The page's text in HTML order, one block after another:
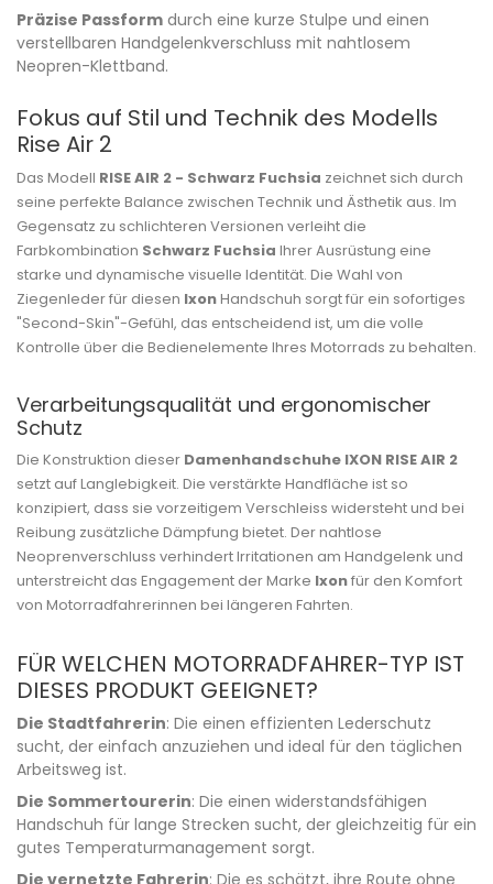
Präzise Passform durch eine kurze Stulpe und einen
verstellbaren Handgelenkverschluss mit nahtlosem
Neopren-Klettband.
Fokus auf Stil und Technik des Modells
Rise Air 2
Das Modell RISE AIR 2 - Schwarz Fuchsia zeichnet sich durch
seine perfekte Balance zwischen Technik und Ästhetik aus. Im
Gegensatz zu schlichteren Versionen verleiht die
Farbkombination Schwarz Fuchsia Ihrer Ausrüstung eine
starke und dynamische visuelle Identität. Die Wahl von
Ziegenleder für diesen IxonHandschuh sorgt für ein sofortiges
"Second-Skin"-Gefühl, das entscheidend ist, um die volle
Kontrolle über die Bedienelemente Ihres Motorrads zu behalten.
Verarbeitungsqualität und ergonomischer
Schutz
Die Konstruktion dieser Damenhandschuhe IXON RISE AIR 2
setzt auf Langlebigkeit. Die verstärkte Handfläche ist so
konzipiert, dass sie vorzeitigem Verschleiss widersteht und bei
Reibung zusätzliche Dämpfung bietet. Der nahtlose
Neoprenverschluss verhindert Irritationen am Handgelenk und
unterstreicht das Engagement der Marke Ixonfür den Komfort
von Motorradfahrerinnen bei längeren Fahrten.
FÜR WELCHEN MOTORRADFAHRER-TYP IST
DIESES PRODUKT GEEIGNET?
Die Stadtfahrerin: Die einen effizienten Lederschutz
sucht, der einfach anzuziehen und ideal für den täglichen
Arbeitsweg ist.
Die Sommertourerin: Die einen widerstandsfähigen
Handschuh für lange Strecken sucht, der gleichzeitig für ein
gutes Temperaturmanagement sorgt.
Die vernetzte Fahrerin: Die es schätzt, ihre Route ohne